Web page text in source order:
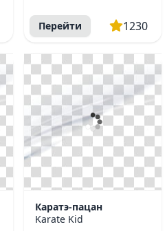
Перейти 1230
Каратэ-пацан
Karate Kid